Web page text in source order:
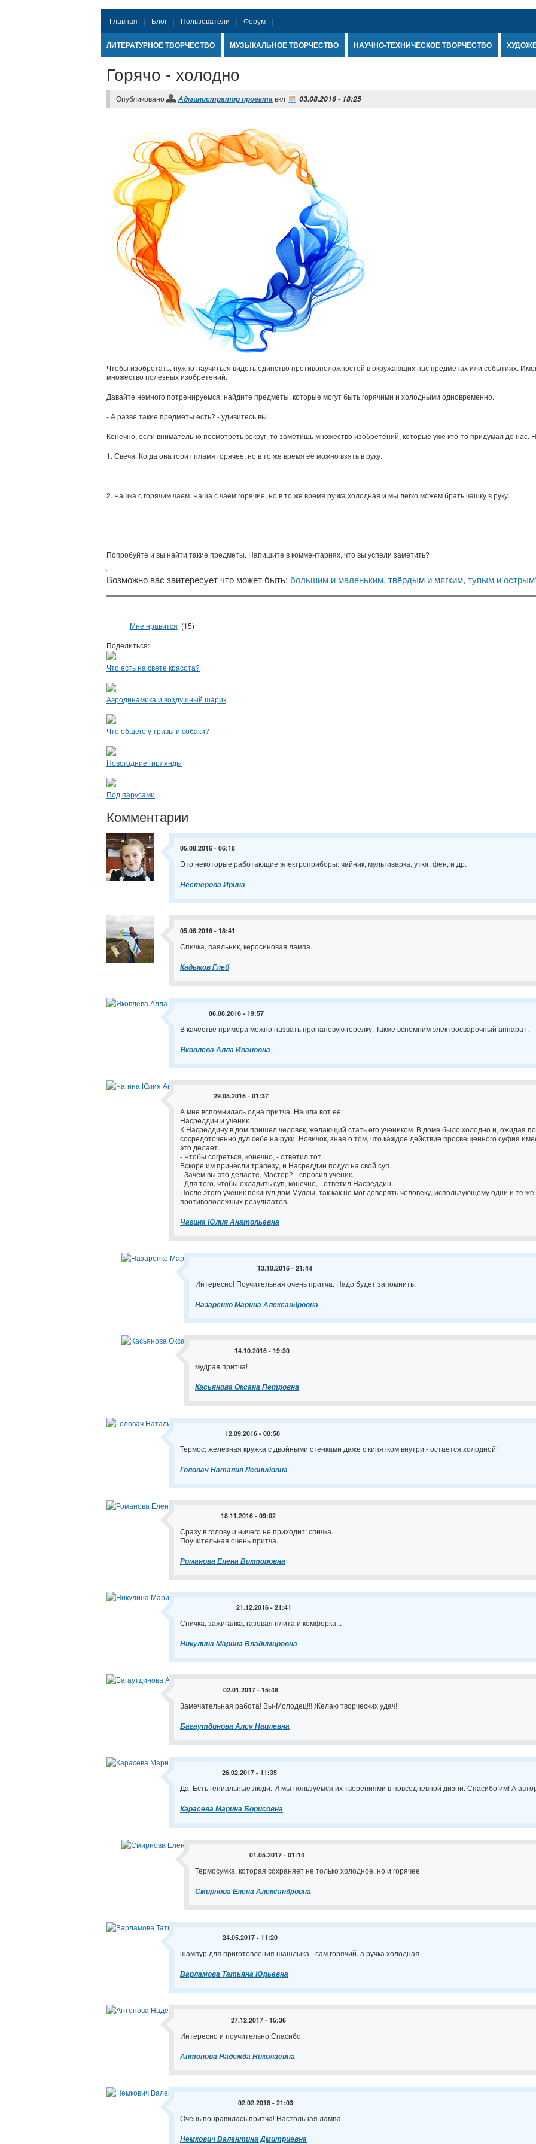
Главная Блог Пользователи Форум
ЛИТЕРАТУРНОЕ ТВОРЧЕСТВО МУЗЫКАЛЬНОЕ ТВОРЧЕСТВО НАУЧНО-ТЕХНИЧЕСКОЕ ТВОРЧЕСТВО
Горячо - холодно
Опубликовано Администратор проектавкл 03.08.2016 - 18:25
Чтобы изобретать, нужно научиться видеть единство противоположностей в окружающих нас предметах или событиях.
множество полезных изобретений.
Давайте немного потренируемся: найдите предметы, которые могут быть горячими и холодными одновременно.
- А разве такие предметы есть? - удивитесь вы.
Конечно, если внимательно посмотреть вокруг, то заметишь множество изобретений, которые уже кто-то придумал до нас.
1. Свеча. Когда она горит пламя горячее, но в то же время её можно взять в руку.
2. Чашка с горячим чаем. Чаша с чаем горячие, но в то же время ручка холодная и мы легко можем брать чашку в руку.
Попробуйте и вы найти такие предметы. Напишите в комментариях, что вы успели заметить?
Возможно вас заитересует что может быть: большим и маленьким, твёрдым и мягким, тупым и острым
Мне нравится (15)
Поделиться:
Что есть на свете красота?
Аэродинамика и воздушный шарик
Что общего у травы и собаки?
Новогодние гирлянды
Под парусами
Комментарии
05.08.2016 - 06:18
Это некоторые работающие электроприборы: чайник, мультиварка, утюг, фен, и др.
Нестерова Ирина
05.08.2016 - 18:41
Спичка, паяльник, керосиновая лампа.
Кадыков Глеб
06.08.2016 - 19:57
В качестве примера можно назвать пропановую горелку. Также вспомним электросварочный аппарат.
Яковлева Алла Ивановна
29.08.2016 - 01:37
А мне вспомнилась одна притча. Нашла вот ее:
Насреддин и ученик
К Насреддину в дом пришел человек, желающий стать его учеником. В доме было холодно и, ожидая
сосредоточенно дул себе на руки. Новичок, зная о том, что каждое действие просвещенного суфия
это делает.
- Чтобы согреться, конечно, - ответил тот.
Вскоре им принесли трапезу, и Насреддин подул на свой суп.
- Зачем вы это делаете, Мастер? - спросил ученик.
- Для того, чтобы охладить суп, конечно, - ответил Насреддин.
После этого ученик покинул дом Муллы, так как не мог доверять человеку, использующему одни и те
противоположных результатов.
Чагина Юлия Анатольевна
13.10.2016 - 21:44
Интересно! Поучительная очень притча. Надо будет запомнить.
Назаренко Марина Александровна
14.10.2016 - 19:30
мудрая притча!
Касьянова Оксана Петровна
12.09.2016 - 00:58
Термос; железная кружка с двойными стенками даже с кипятком внутри - остается холодной!
Головач Наталия Леонидовна
18.11.2016 - 09:02
Сразу в голову и ничего не приходит: спичка.
Поучительная очень притча.
Романова Елена Викторовна
21.12.2016 - 21:41
Спичка, зажигалка, газовая плита и комфорка...
Никулина Марина Владимировна
02.01.2017 - 15:48
Замечательная работа! Вы-Молодец!!! Желаю творческих удач!!
Багаутдинова Алсу Наилевна
26.02.2017 - 11:35
Да. Есть гениальные люди. И мы пользуемся их творениями в повседневной дизни. Спасибо им! А
Карасева Марина Борисовна
01.05.2017 - 01:14
Термосумка, которая сохраняет не только холодное, но и горячее
Смирнова Елена Александровна
24.05.2017 - 11:20
шампур для приготовления шашлыка - сам горячий, а ручка холодная
Варламова Татьяна Юрьевна
27.12.2017 - 15:36
Интересно и поучительно.Спасибо.
Антонова Надежда Николаевна
02.02.2018 - 21:03
Очень понравилась притча! Настольная лампа.
Немкович Валентина Дмитриевна